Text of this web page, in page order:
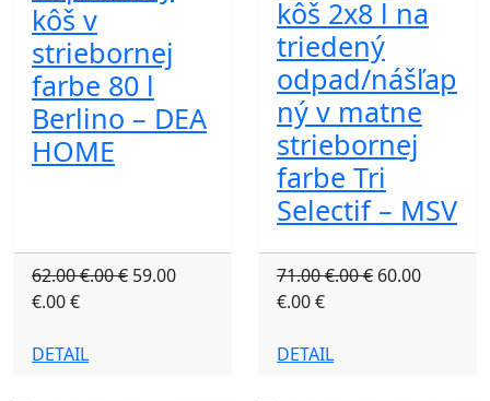
kôš v
striebornej
farbe 80 l
Berlino – DEA
HOME
62.00 €.00 € 59.00
€.00 €
DETAIL
kôš 2x8 l na
triedený
odpad/nášľap
ný v matne
striebornej
farbe Tri
Selectif – MSV
71.00 €.00 € 60.00
€.00 €
DETAIL